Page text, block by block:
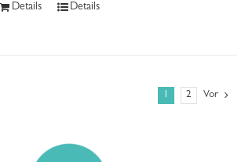
Details Details
1 2 Vor